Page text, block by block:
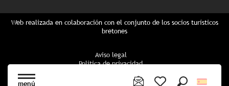
menú
Web realizada en colaboración con el conjunto de los socios turísticos
bretones
Aviso legal
Política de privacidad
Configuración de cookies